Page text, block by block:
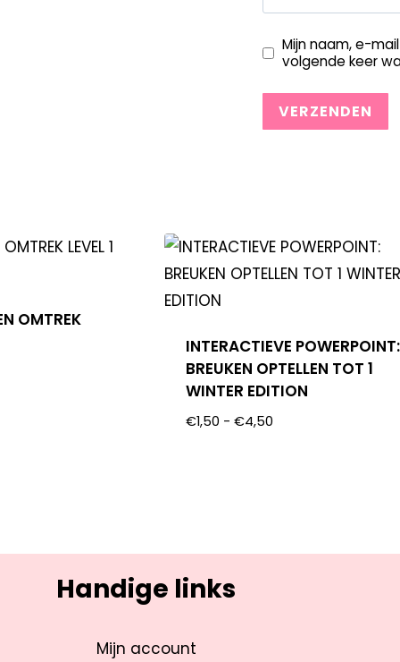
Mijn naam, e-
volgende keer
OMTREK
INTERACTIEVE POWERPOINT:
BREUKEN OPTELLEN TOT 1
WINTER EDITION
€1,50 - €4,50
Handige links
Mijn account